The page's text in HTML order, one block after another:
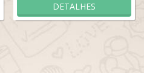
DETALHES